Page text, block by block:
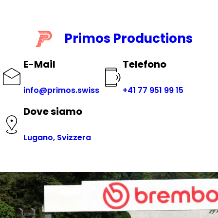
contenuto
Primos Productions
E-Mail
info@primos.swiss
Telefono
+41 77 951 99 15
Dove siamo
Lugano, Svizzera